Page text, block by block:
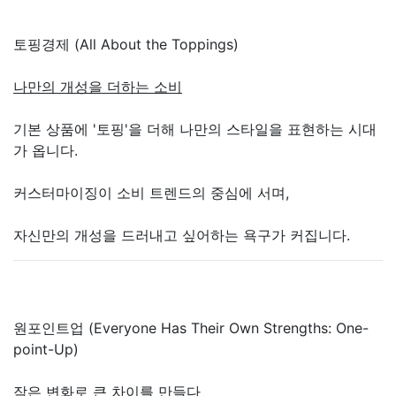
토핑경제 (All About the Toppings)
나만의 개성을 더하는 소비
기본 상품에 '토핑'을 더해 나만의 스타일을 표현하는 시대
가 옵니다.
커스터마이징이 소비 트렌드의 중심에 서며,
자신만의 개성을 드러내고 싶어하는 욕구가 커집니다.
원포인트업 (Everyone Has Their Own Strengths: One-
point-Up)
작은 변화로 큰 차이를 만들다